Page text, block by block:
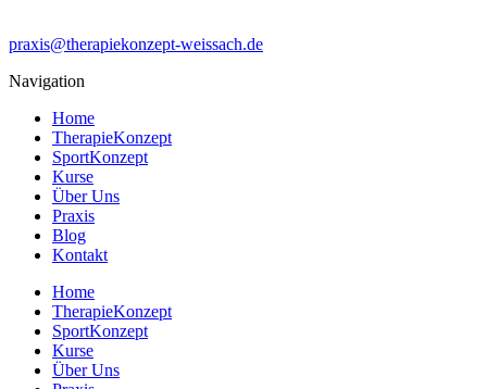
praxis@therapiekonzept-weissach.de
Navigation
Home
TherapieKonzept
SportKonzept
Kurse
Über Uns
Praxis
Blog
Kontakt
Home
TherapieKonzept
SportKonzept
Kurse
Über Uns